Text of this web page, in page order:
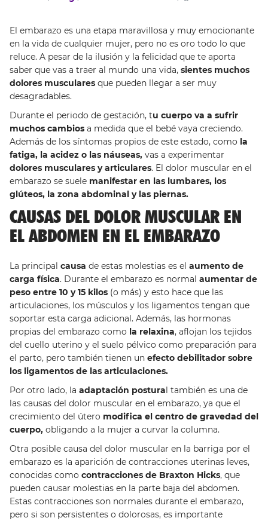
El embarazo es una etapa maravillosa y muy emocionante
en la vida de cualquier mujer, pero no es oro todo lo que
reluce. A pesar de la ilusión y la felicidad que te aporta
saber que vas a traer al mundo una vida, sientes muchos
dolores musculares que pueden llegar a ser muy
desagradables.
Durante el periodo de gestación, tu cuerpo va a sufrir
muchos cambios a medida que el bebé vaya creciendo.
Además de los síntomas propios de este estado, como la
fatiga, la acidez o las náuseas, vas a experimentar
dolores musculares y articulares. El dolor muscular en el
embarazo se suele manifestar en las lumbares, los
glúteos, la zona abdominal y las piernas.
CAUSAS DEL DOLOR MUSCULAR EN
EL ABDOMEN EN EL EMBARAZO
La principal causa de estas molestias es el aumento de
carga física. Durante el embarazo es normal aumentar de
peso entre 10 y 15 kilos (o más) y esto hace que las
articulaciones, los músculos y los ligamentos tengan que
soportar esta carga adicional. Además, las hormonas
propias del embarazo como la relaxina, aflojan los tejidos
del cuello uterino y el suelo pélvico como preparación para
el parto, pero también tienen un efecto debilitador sobre
los ligamentos de las articulaciones.
Por otro lado, la adaptación postural también es una de
las causas del dolor muscular en el embarazo, ya que el
crecimiento del útero modifica el centro de gravedad del
cuerpo, obligando a la mujer a curvar la columna.
Otra posible causa del dolor muscular en la barriga por el
embarazo es la aparición de contracciones uterinas leves,
conocidas como contracciones de Braxton Hicks, que
pueden causar molestias en la parte baja del abdomen.
Estas contracciones son normales durante el embarazo,
pero si son persistentes o dolorosas, es importante